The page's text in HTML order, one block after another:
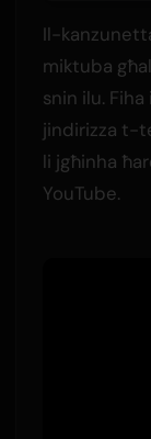
Il-
miktuba
snin ilu.
jindirizza t-
li jgħinha
YouTube.